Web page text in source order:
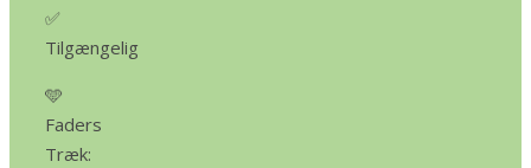
✅
Tilgængelig
🩵
Faders
Træk: